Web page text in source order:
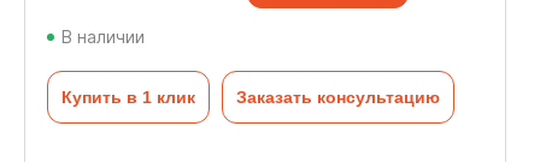
В наличии
Купить в 1 клик Заказать консультацию